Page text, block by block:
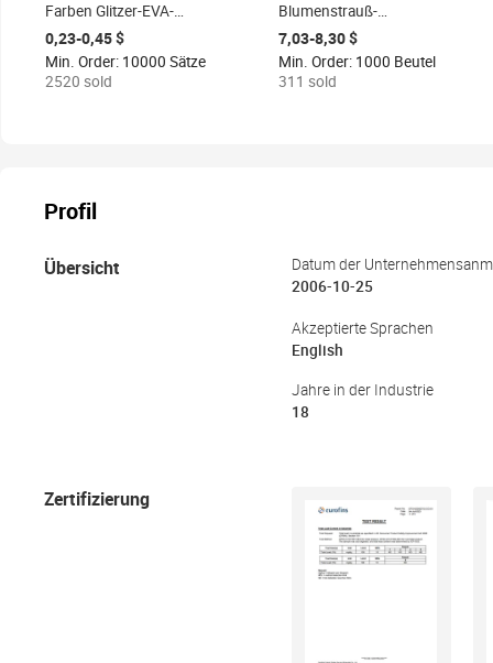
Farben Glitzer-EVA-
Schaumstoffplatten
Glänzende
Bastelmaterialien Goma
Eva für DIY Fabrikverkauf
0,23-0,45 $
Min. Order: 10000 Sätze
2520 sold
Blumenstrauß-
Einwickelpapier,
Floristenbedarf
Verpackung für
Geburtstag, Party,
7,03-8,30 $
Min. Order: 1000 Beutel
311 sold
Profil
Übersicht
Datum der
2006-10-25
Akzeptierte Sprachen
English
Jahre in der Industrie
18
Zertifizierung